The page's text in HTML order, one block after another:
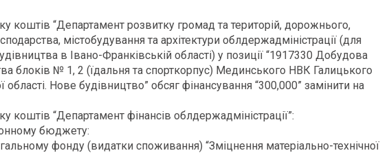
коштів “Департамент розвитку громад та територій, дорожнього,
містобудування та архітектури облдержадміністрації (для
в Івано-Франківській області) у позиції “1917330 Добудова
блоків № 1, 2 (їдальня та спорткорпус) Мединського НВК Галицького
Нове будівництво” обсяг фінансування “300,000” замінити на
коштів “Департамент фінансів облдержадміністрації”:
бюджету:
фонду (видатки споживання) “Зміцнення матеріально-технічної